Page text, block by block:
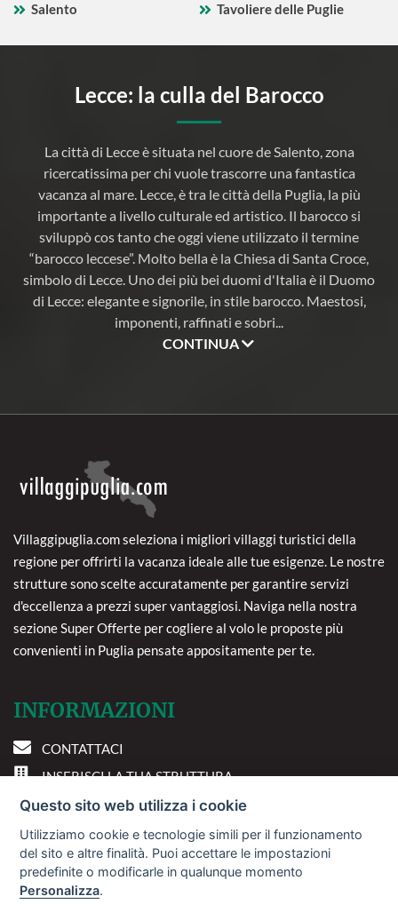
Salento
Tavoliere delle Puglie
Lecce: la culla del Barocco
La città di Lecce è situata nel cuore de Salento, zona
ricercatissima per chi vuole trascorre una fantastica
vacanza al mare. Lecce, è tra le città della Puglia, la più
importante a livello culturale ed artistico. Il barocco si
sviluppò cos tanto che oggi viene utilizzato il termine
“barocco leccese”. Molto bella è la Chiesa di Santa Croce,
simbolo di Lecce. Uno dei più bei duomi d'Italia è il Duomo
di Lecce: elegante e signorile, in stile barocco. Maestosi,
imponenti, raffinati e sobri...
CONTINUA
Villaggipuglia.com seleziona i migliori villaggi turistici della
regione per offrirti la vacanza ideale alle tue esigenze. Le nostre
strutture sono scelte accuratamente per garantire servizi
d'eccellenza a prezzi super vantaggiosi. Naviga nella nostra
sezione Super Offerte per cogliere al volo le proposte più
convenienti in Puglia pensate appositamente per te.
INFORMAZIONI
CONTATTACI
INSERISCI LA TUA STRUTTURA
PREFERENZE COOKIE
DOVE SIAMO
Via A. Costa, 2 - 63822
Questo sito web utilizza i cookie
Utilizziamo cookie e tecnologie simili per il funzionamento
del sito e altre finalità. Puoi accettare le impostazioni
predefinite o modificarle in qualunque momento
Personalizza.